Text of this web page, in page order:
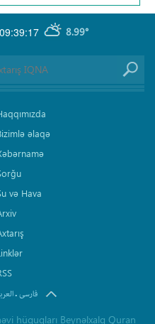
8.99°
əlaqə
və Hava
.فارسی
hüquqları Beynəlxalq Quran